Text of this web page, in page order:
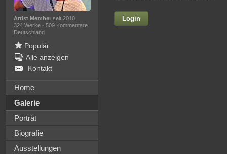
Artist Memberseit 2010
324 Werke · 509 Kommentare
Deutschland
Populär
Alle anzeigen
Kontakt
Home
Galerie
Porträt
Biografie
Ausstellungen
Login